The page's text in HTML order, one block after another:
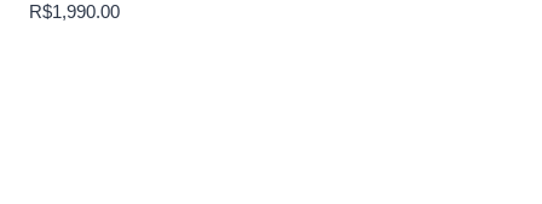
R$1,990.00